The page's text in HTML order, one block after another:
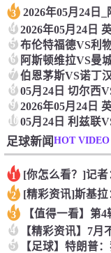
3 2026年05月24日
4 2026年05月24日
5 布伦特福德VS利
6 阿斯顿维拉VS曼
7 伯恩茅斯VS诺丁
8 05月24日 切尔西
9 2026年05月24日
1005月24日 利兹联
足球新闻HOT VIDEO
1
2
3
4
5 【足球】特朗普